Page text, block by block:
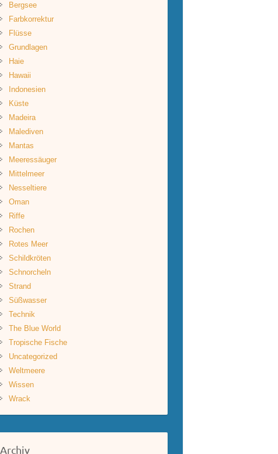
Bergsee
Farbkorrektur
Flüsse
Grundlagen
Haie
Hawaii
Indonesien
Küste
Madeira
Malediven
Mantas
Meeressäuger
Mittelmeer
Nesseltiere
Oman
Riffe
Rochen
Rotes Meer
Schildkröten
Schnorcheln
Strand
Süßwasser
Technik
The Blue World
Tropische Fische
Uncategorized
Weltmeere
Wissen
Wrack
Archiv